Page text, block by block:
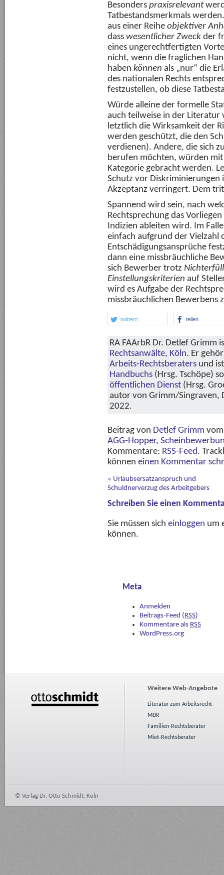
Besonders praxisrelevant
Tatbestandsmerkmals
aus einer Reihe objektiver
dass wesentlicher Zweck der
eines ungerechtfertigten
nicht, wenn die fraglichen
haben können als „nur“ die
des nationalen Rechts
festzustellen, ob diese
Würde alleine der formelle
auch teilweise in der
letztlich die Wirksamkeit der
werden geschützt, die den
verdienen). Andere, die sich
berufen möchten, würden
Kategorie gebracht werden.
Schutz vor Diskriminierungen
Akzeptanz verringert. Dem
Spannend wird sein, nach
Rechtsprechung das
Indizien ableiten wird. Im
einfach aufgrund der Vielzahl
Entschädigungsansprüche
dann eine missbräuchliche
sich Bewerber trotz
Einstellungskriterien auf
wird es Aufgabe der
missbräuchlichen Bewerbens
twittern teilen
RA FAArbR Dr. Detlef Grimm
Rechtsanwälte, Köln. Er
Arbeits-Rechtsberaters und
Handbuchs (Hrsg. Tschöpe)
öffentlichen Dienst (Hrsg.
autor von Grimm/Singraven,
2022.
Beitrag von Detlef Grimm
AGG-Hopper,
Kommentare: RSS-Feed.
können einen Kommentar
« Urlaubsersatzanspruch und
Schuldnerverzug des Arbeitgebers
Schreiben Sie einen
Sie müssen sich einloggen um
können.
Meta
Anmelden
Beitrags-Feed (RSS)
Kommentare als RSS
WordPress.org
Weitere Web-Angebote
Literatur zum Arbeitsrecht
MDR
Familien-Rechtsberater
Miet-Rechtsberater
© Verlag Dr. Otto Schmidt, Köln